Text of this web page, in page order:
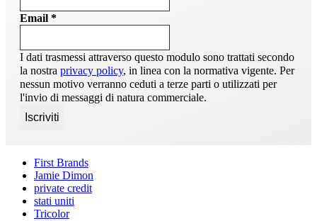
Email *
I dati trasmessi attraverso questo modulo sono trattati secondo
la nostra privacy policy, in linea con la normativa vigente. Per
nessun motivo verranno ceduti a terze parti o utilizzati per
l'invio di messaggi di natura commerciale.
First Brands
Jamie Dimon
private credit
stati uniti
Tricolor